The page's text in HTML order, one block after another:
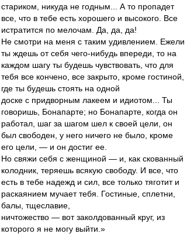
стариком, никуда не годным... А то пропадет
все, что в тебе есть хорошего и высокого. Все
истратится по мелочам. Да, да, да!
Не смотри на меня с таким удивлением. Ежели
ты ждешь от себя чего-нибудь впереди, то на
каждом шагу ты будешь чувствовать, что для
тебя все кончено, все закрыто, кроме гостиной,
где ты будешь стоять на одной
доске с придворным лакеем и идиотом... Ты
говоришь, Бонапарте; но Бонапарте, когда он
работал, шаг за шагом шел к своей цели, он
был свободен, у него ничего не было, кроме
его цели, — и он достиг ее.
Но свяжи себя с женщиной — и, как скованный
колодник, теряешь всякую свободу. И все, что
есть в тебе надежд и сил, все только тяготит и
раскаянием мучает тебя. Гостиные, сплетни,
балы, тщеславие,
ничтожество — вот заколдованный круг, из
которого я не могу выйти.»